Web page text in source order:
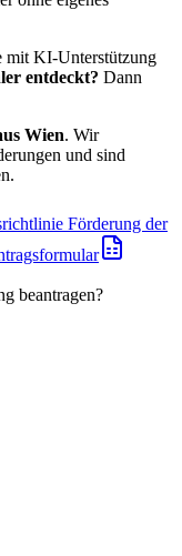
mit KI-Unterstützung
entdeckt? Dann
Wien. Wir
und sind
Förderung der
beantragen?